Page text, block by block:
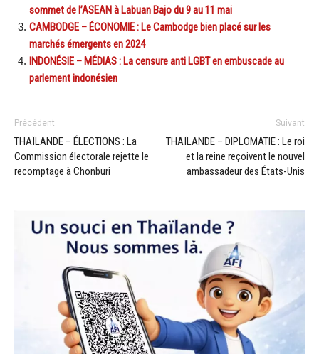
sommet de l’ASEAN à Labuan Bajo du 9 au 11 mai
CAMBODGE – ÉCONOMIE : Le Cambodge bien placé sur les
marchés émergents en 2024
INDONÉSIE – MÉDIAS : La censure anti LGBT en embuscade au
parlement indonésien
Précédent
THAÏLANDE – ÉLECTIONS : La
Commission électorale rejette le
recomptage à Chonburi
Suivant
THAÏLANDE – DIPLOMATIE : Le roi
et la reine reçoivent le nouvel
ambassadeur des États-Unis